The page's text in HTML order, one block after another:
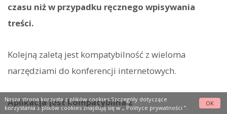
czasu niż w przypadku ręcznego wpisywania
treści.
Kolejną zaletą jest kompatybilność z wieloma
narzędziami do konferencji internetowych.
Aplikacja jest kompatybilna z
Nasza strona korzysta z plików cookies.Szczegóły dotyczące
korzystania z plików cookies znajdują się w „Polityce prywatności ”.
OK